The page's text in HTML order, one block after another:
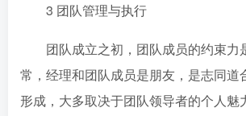
3 团队管理与执行
团队成立之初，团队成员的约束力
常，经理和团队成员是朋友，是志同道
形成，大多取决于团队领导者的个人魅